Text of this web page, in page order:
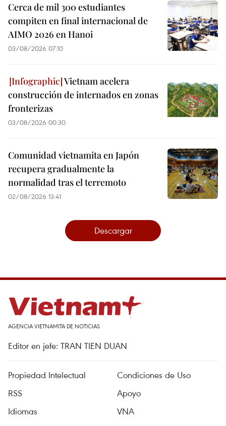
Cerca de mil 300 estudiantes
compiten en final internacional de
AIMO 2026 en Hanoi
03/08/2026 07:10
Vietnam acelera
construcción de internados en zonas
fronterizas
03/08/2026 00:30
Comunidad vietnamita en Japón
recupera gradualmente la
normalidad tras el terremoto
02/08/2026 13:41
Descargar
AGENCIA VIETNAMITA DE NOTICIAS
Editor en jefe: TRAN TIEN DUAN
Propiedad Intelectual
Condiciones de Uso
RSS
Apoyo
Idiomas
VNA